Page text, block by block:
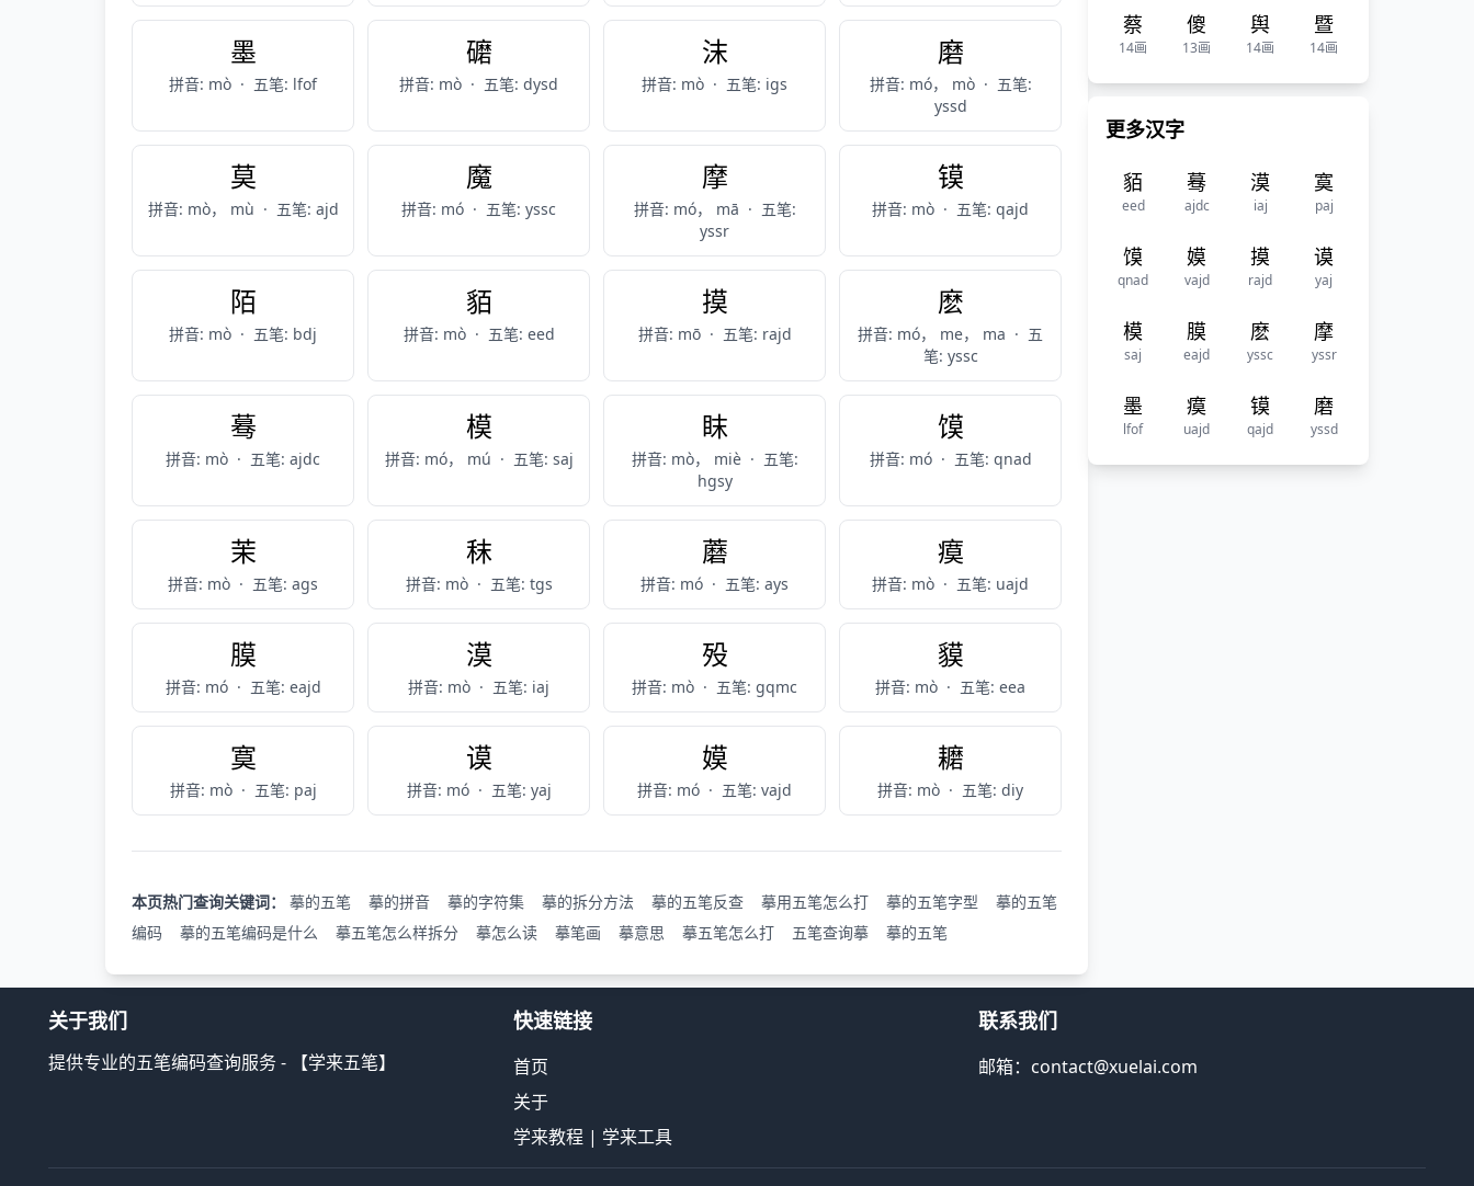
墨
拼音: mò · 五笔: lfof
礳
拼音: mò · 五笔: dysd
沫
拼音: mò · 五笔: igs
磨
拼音: mó， mò · 五笔:
yssd
莫
拼音: mò， mù · 五笔: ajd
魔
拼音: mó · 五笔: yssc
摩
拼音: mó， mā · 五笔:
yssr
镆
拼音: mò · 五笔: qajd
陌
拼音: mò · 五笔: bdj
貊
拼音: mò · 五笔: eed
摸
拼音: mō · 五笔: rajd
麽
拼音: mó， me， ma · 五
笔: yssc
蓦
拼音: mò · 五笔: ajdc
模
拼音: mó， mú · 五笔: saj
眜
拼音: mò， miè · 五笔:
hgsy
馍
拼音: mó · 五笔: qnad
茉
拼音: mò · 五笔: ags
秣
拼音: mò · 五笔: tgs
蘑
拼音: mó · 五笔: ays
瘼
拼音: mò · 五笔: uajd
膜
拼音: mó · 五笔: eajd
漠
拼音: mò · 五笔: iaj
殁
拼音: mò · 五笔: gqmc
貘
拼音: mò · 五笔: eea
寞
拼音: mò · 五笔: paj
谟
拼音: mó · 五笔: yaj
嫫
拼音: mó · 五笔: vajd
耱
拼音: mò · 五笔: diy
本页热门查询关键词： 摹的五笔 摹的拼音 摹的字符集 摹的拆分方法 摹的五笔反查 摹用五笔怎么打 摹的五笔字型
摹的五笔
编码
摹的五笔编码是什么 摹五笔怎么样拆分 摹怎么读 摹笔画 摹意思 摹五笔怎么打 五笔查询摹 摹的五笔
蔡
14画
傻
13画
舆
14画
暨
14画
更多汉字
貊
eed
蓦
ajdc
漠
iaj
寞
paj
馍
qnad
嫫
vajd
摸
rajd
谟
yaj
模
saj
膜
eajd
麽
yssc
摩
yssr
墨
lfof
瘼
uajd
镆
qajd
磨
yssd
关于我们
提供专业的五笔编码查询服务 - 【学来五笔】
快速链接
首页
关于
学来教程 | 学来工具
联系我们
邮箱：contact@xuelai.com